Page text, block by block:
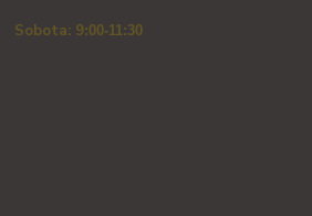
Sobota: 9:00-11:30